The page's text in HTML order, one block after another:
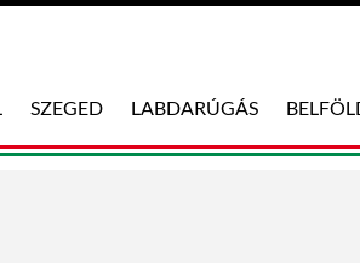
SZEGED LABDARÚGÁS